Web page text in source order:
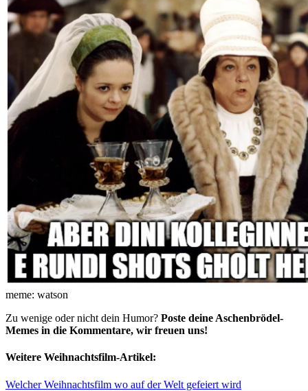
meme: watson
Zu wenige oder nicht dein Humor? Poste deine Aschenbrödel-
Memes in die Kommentare, wir freuen uns!
Weitere Weihnachtsfilm-Artikel:
Welcher Weihnachtsfilm wo auf der Welt gefeiert wird